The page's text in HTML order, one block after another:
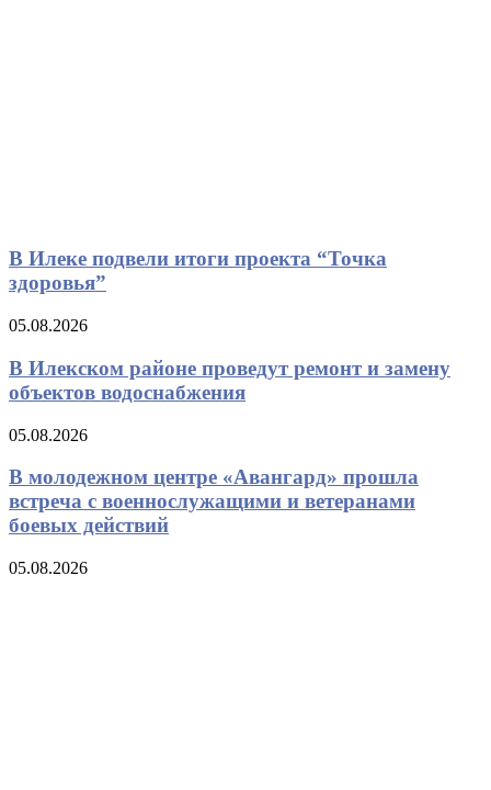
В Илеке подвели итоги проекта “Точка
здоровья”
05.08.2026
В Илекском районе проведут ремонт и замену
объектов водоснабжения
05.08.2026
В молодежном центре «Авангард» прошла
встреча с военнослужащими и ветеранами
боевых действий
05.08.2026